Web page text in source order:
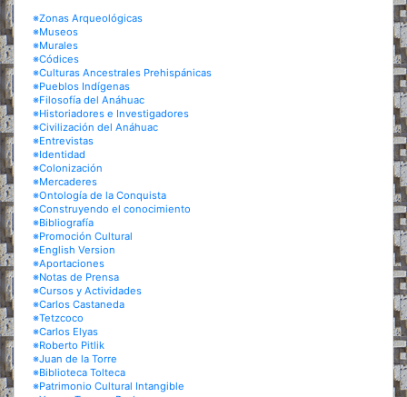
※Zonas Arqueológicas
※Museos
※Murales
※Códices
※Culturas Ancestrales Prehispánicas
※Pueblos Indígenas
※Filosofía del Anáhuac
※Historiadores e Investigadores
※Civilización del Anáhuac
※Entrevistas
※Identidad
※Colonización
※Mercaderes
※Ontología de la Conquista
※Construyendo el conocimiento
※Bibliografía
※Promoción Cultural
※English Version
※Aportaciones
※Notas de Prensa
※Cursos y Actividades
※Carlos Castaneda
※Tetzcoco
※Carlos Elyas
※Roberto Pitlik
※Juan de la Torre
※Biblioteca Tolteca
※Patrimonio Cultural Intangible